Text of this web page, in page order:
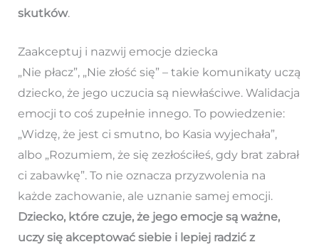
skutków.
Zaakceptuj i nazwij emocje dziecka
„Nie płacz”, „Nie złość się” – takie komunikaty uczą
dziecko, że jego uczucia są niewłaściwe. Walidacja
emocji to coś zupełnie innego. To powiedzenie:
„Widzę, że jest ci smutno, bo Kasia wyjechała”,
albo „Rozumiem, że się zezłościłeś, gdy brat zabrał
ci zabawkę”. To nie oznacza przyzwolenia na
każde zachowanie, ale uznanie samej emocji.
Dziecko, które czuje, że jego emocje są ważne,
uczy się akceptować siebie i lepiej radzić z